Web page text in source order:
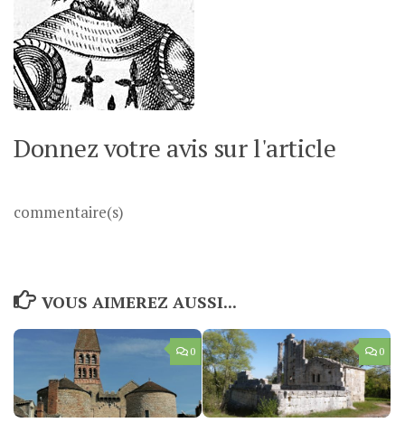
Donnez votre avis sur l'article
commentaire(s)
VOUS AIMEREZ AUSSI...
0 0